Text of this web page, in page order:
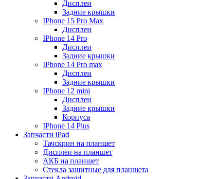
Дисплеи
Задние крышки
IPhone 15 Pro Max
Дисплеи
IPhone 14 Pro
Дисплеи
Задние крышки
IPhone 14 Pro max
Дисплеи
Задние крышки
IPhone 12 mini
Дисплеи
Задние крышки
Корпуса
IPhone 14 Plus
Запчасти iPad
Тачскрин на планшет
Дисплеи на планшет
АКБ на планшет
Стекла защитные для планшета